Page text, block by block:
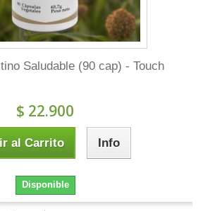
Saludable (90 cap) - Touch
$ 22.900
al Carrito Info
Disponible